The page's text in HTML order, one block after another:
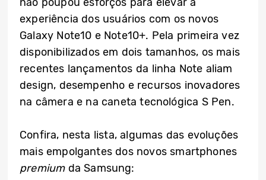
experiência dos usuários com os novos
Galaxy Note10 e Note10+. Pela primeira vez
disponibilizados em dois tamanhos, os mais
recentes lançamentos da linha Note aliam
design, desempenho e recursos inovadores
na câmera e na caneta tecnológica S Pen.
Confira, nesta lista, algumas das evoluções
mais empolgantes dos novos smartphones
premiumda Samsung: